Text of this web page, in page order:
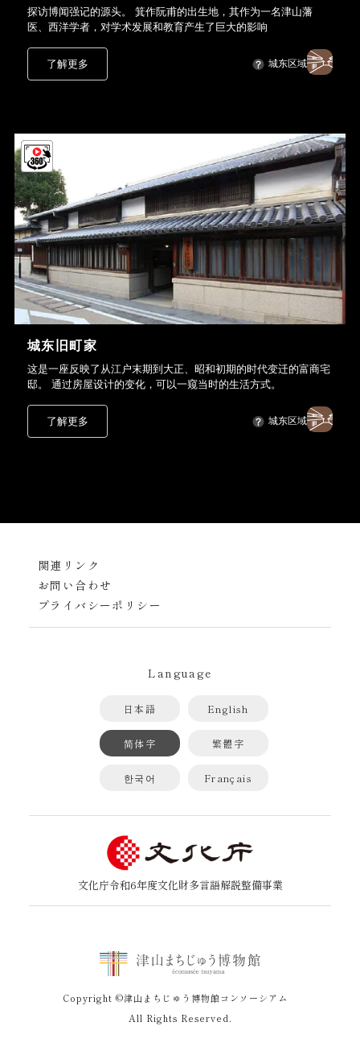
探访博闻强记的源头。 箕作阮甫的出生地，其作为一名津山藩
医、西洋学者，对学术发展和教育产生了巨大的影响
了解更多 城东区域
城东旧町家
这是一座反映了从江户末期到大正、昭和初期的时代变迁的富商宅
邸。 通过房屋设计的变化，可以一窥当时的生活方式。
了解更多 城东区域
関連リンク
お問い合わせ
プライバシーポリシー
Language
日本語 English
简体字 繁體字
한국어 Français
文化庁令和6年度文化財多言語解説整備事業
Copyright ©津山まちじゅう博物館コンソーシアム
All Rights Reserved.